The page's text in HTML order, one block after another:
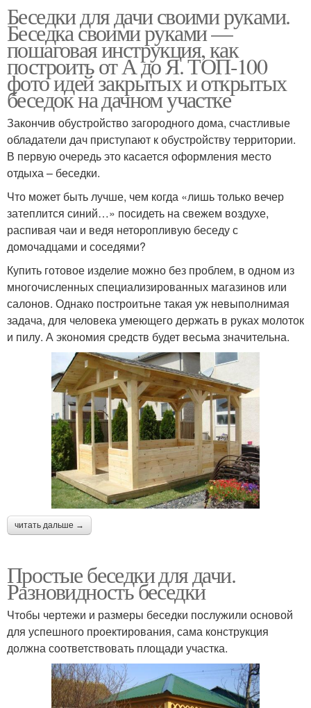
Беседки для дачи своими руками.
Беседка своими руками —
пошаговая инструкция, как
построить от А до Я. ТОП-100
фото идей закрытых и открытых
беседок на дачном участке
Закончив обустройство загородного дома, счастливые
обладатели дач приступают к обустройству территории.
В первую очередь это касается оформления место
отдыха – беседки.
Что может быть лучше, чем когда «лишь только вечер
затеплится синий…» посидеть на свежем воздухе,
распивая чаи и ведя неторопливую беседу с
домочадцами и соседями?
Купить готовое изделие можно без проблем, в одном из
многочисленных специализированных магазинов или
салонов. Однако построитьне такая уж невыполнимая
задача, для человека умеющего держать в руках молоток
и пилу. А экономия средств будет весьма значительна.
читать дальше →
Простые беседки для дачи.
Разновидность беседки
Чтобы чертежи и размеры беседки послужили основой
для успешного проектирования, сама конструкция
должна соответствовать площади участка.